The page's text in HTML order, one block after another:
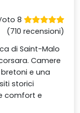
8
(710 recensioni)
di Saint-Malo
Camere
e una
storici
comfort e